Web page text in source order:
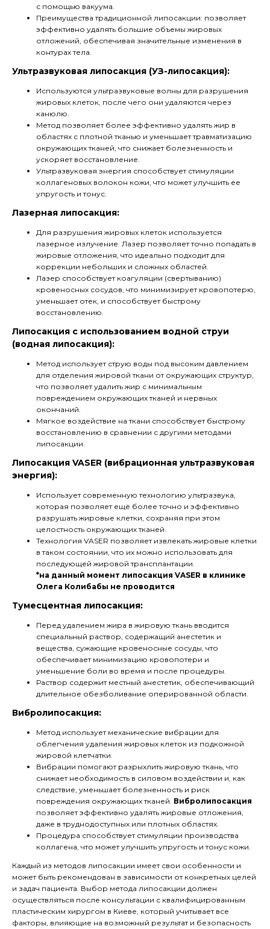
с помощью вакуума.
Преимущества традиционной липосакции: позволяет
эффективно удалять большие объемы жировых
отложений, обеспечивая значительные изменения в
контурах тела.
Ультразвуковая липосакция (УЗ-липосакция):
Используются ультразвуковые волны для разрушения
жировых клеток, после чего они удаляются через
канюлю.
Метод позволяет более эффективно удалять жир в
областях с плотной тканью и уменьшает травматизацию
окружающих тканей, что снижает болезненность и
ускоряет восстановление.
Ультразвуковая энергия способствует стимуляции
коллагеновых волокон кожи, что может улучшить ее
упругость и тонус.
Лазерная липосакция:
Для разрушения жировых клеток используется
лазерное излучение. Лазер позволяет точно попадать в
жировые отложения, что идеально подходит для
коррекции небольших и сложных областей.
Лазер способствует коагуляции (свертыванию)
кровеносных сосудов, что минимизирует кровопотерю,
уменьшает отек, и способствует быстрому
восстановлению.
Липосакция с использованием водной струи
(водная липосакция):
Метод использует струю воды под высоким давлением
для отделения жировой ткани от окружающих структур,
что позволяет удалить жир с минимальным
повреждением окружающих тканей и нервных
окончаний.
Мягкое воздействие на ткани способствует быстрому
восстановлению в сравнении с другими методами
липосакции.
Липосакция VASER (вибрационная ультразвуковая
энергия):
Использует современную технологию ультразвука,
которая позволяет ещё более точно и эффективно
разрушать жировые клетки, сохраняя при этом
целостность окружающих тканей.
Технология VASER позволяет извлекать жировые клетки
в таком состоянии, что их можно использовать для
последующей жировой трансплантации.
*на данный момент липосакция VASER в клинике
Олега Колибабы не проводится
Тумесцентная липосакция:
Перед удалением жира в жировую ткань вводится
специальный раствор, содержащий анестетик и
вещества, сужающие кровеносные сосуды, что
обеспечивает минимизацию кровопотери и
уменьшение боли во время и после процедуры.
Раствор содержит местный анестетик, обеспечивающий
длительное обезболивание оперированной области.
Вибролипосакция:
Метод использует механические вибрации для
облегчения удаления жировых клеток из подкожной
жировой клетчатки.
Вибрации помогают разрыхлить жировую ткань, что
снижает необходимость в силовом воздействии и, как
следствие, уменьшает болезненность и риск
повреждения окружающих тканей. Вибролипосакция
позволяет эффективно удалять жировые отложения,
даже в труднодоступных или плотных областях.
Процедура способствует стимуляции производства
коллагена, что может улучшить упругость и тонус кожи.
Каждый из методов липосакции имеет свои особенности и
может быть рекомендован в зависимости от конкретных целей
и задач пациента. Выбор метода липосакции должен
осуществляться после консультации с квалифицированным
пластическим хирургом в Киеве, который учитывает все
факторы, влияющие на возможный результат и безопасность